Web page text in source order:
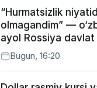
“Hurmatsizlik
olmagandim” —
ayol Rossiya davlat
tushirilgan
Bugun, 16:20